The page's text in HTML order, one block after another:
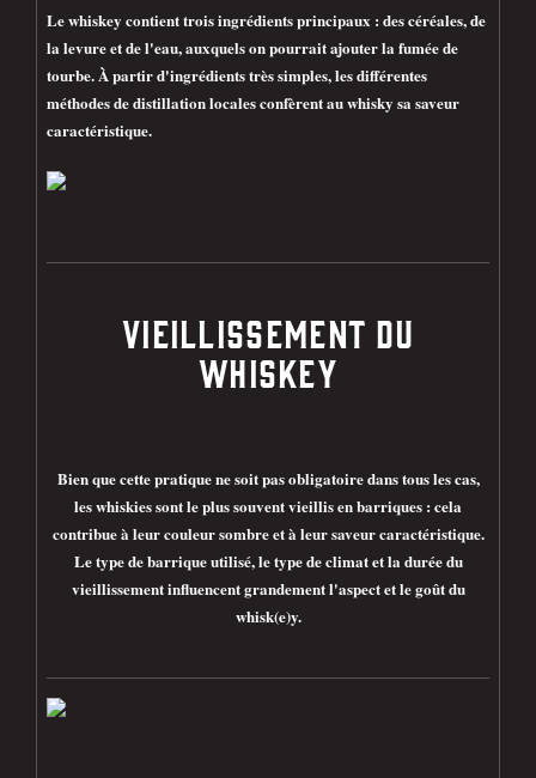
Le whiskey contient trois ingrédients principaux : des céréales, de
la levure et de l'eau, auxquels on pourrait ajouter la fumée de
tourbe. À partir d'ingrédients très simples, les différentes
méthodes de distillation locales confèrent au whisky sa saveur
caractéristique.
VIEILLISSEMENT DU
WHISKEY
Bien que cette pratique ne soit pas obligatoire dans tous les cas,
les whiskies sont le plus souvent vieillis en barriques : cela
contribue à leur couleur sombre et à leur saveur caractéristique.
Le type de barrique utilisé, le type de climat et la durée du
vieillissement influencent grandement l'aspect et le goût du
whisk(e)y.